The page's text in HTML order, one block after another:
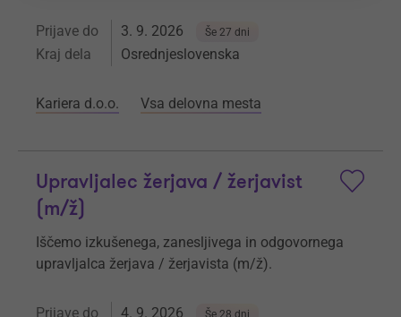
Prijave do 3. 9. 2026 Še 27 dni
Kraj dela Osrednjeslovenska
Kariera d.o.o. Vsa delovna mesta
Upravljalec žerjava / žerjavist
(m/ž)
Iščemo izkušenega, zanesljivega in odgovornega
upravljalca žerjava / žerjavista (m/ž).
Prijave do 4. 9. 2026 Še 28 dni